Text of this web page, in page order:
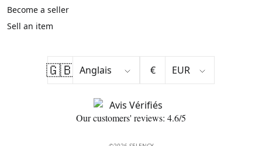
Become a seller
Sell an item
🇬🇧 €
Our customers' reviews: 4.6/5